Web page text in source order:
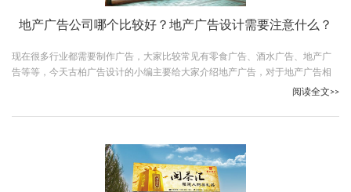
地产广告公司哪个比较好？地产广告设计需要注意什么？
现在很多行业都需要制作广告，大家比较常见有零食广告、酒水广告、地产广
告等等，今天古柏广告设计的小编主要给大家介绍地产广告，对于地产广告相
信大家有很多问题，比如说地产广告公司哪个比较好？地产广告设计需要注意
阅读全文>>